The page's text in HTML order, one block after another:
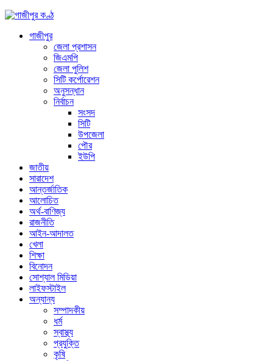
গাজীপুর
জেলা প্রশাসন
জিএমপি
জেলা পুলিশ
সিটি কর্পোরেশন
অনুসন্ধান
নির্বাচন
সংসদ
সিটি
উপজেলা
পৌর
ইউপি
জাতীয়
সারাদেশ
আন্তর্জাতিক
আলোচিত
অর্থ-বাণিজ্য
রাজনীতি
আইন-আদালত
খেলা
শিক্ষা
বিনোদন
সোশ্যাল মিডিয়া
লাইফস্টাইল
অন্যান্য
সম্পাদকীয়
ধর্ম
স্বাস্থ্য
প্রযুক্তি
কৃষি